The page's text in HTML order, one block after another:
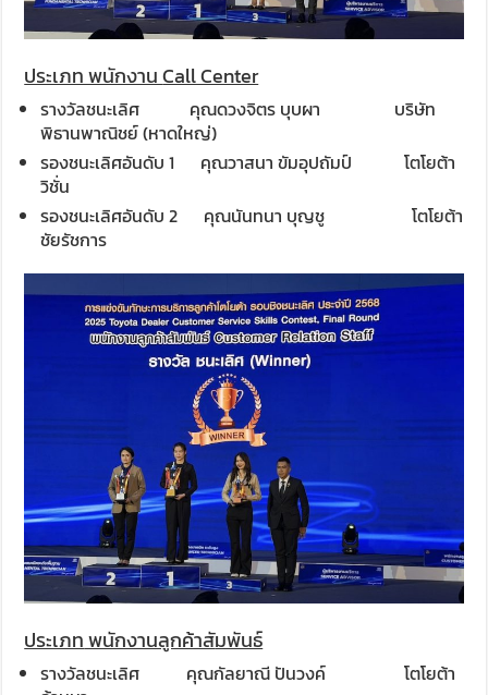
ประเภท พนักงานCall Center
รางวัลชนะเลิศ
คุณดวงจิตร บุบผา บริษัท
พิธานพาณิชย์ (หาดใหญ่)
รองชนะเลิศอันดับ 1 คุณวาสนา ขัมอุปถัมป์ โตโยต้า
วิชั่น
รองชนะเลิศอันดับ 2 คุณนันทนา บุญชู โตโยต้า
ชัยรัชการ
ประเภทพนักงานลูกค้าสัมพันธ์
รางวัลชนะเลิศ
คุณกัลยาณี ปันวงค์ โตโยต้า